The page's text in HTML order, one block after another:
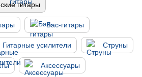
гитары
Бас-гитары
Гитарные усилители Струны
Аксессуары